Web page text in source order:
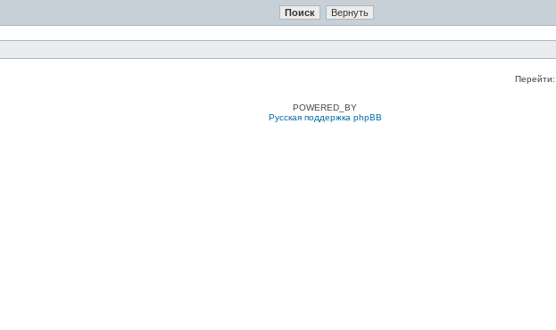
Перейти:
POWERED_BY
Русская поддержка phpBB